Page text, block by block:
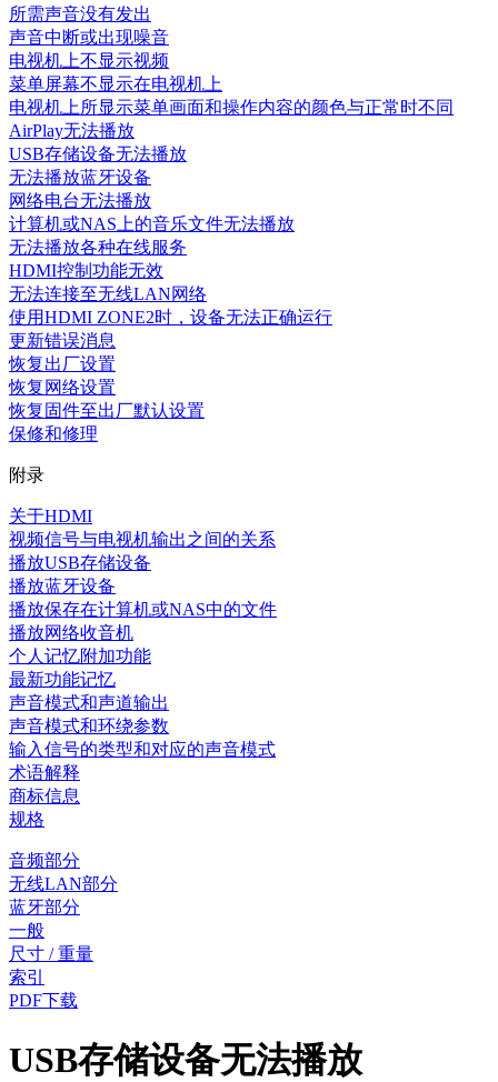
所需声音没有发出
声音中断或出现噪音
电视机上不显示视频
菜单屏幕不显示在电视机上
电视机上所显示菜单画面和操作内容的颜色与正常时不同
AirPlay无法播放
USB存储设备无法播放
无法播放蓝牙设备
网络电台无法播放
计算机或NAS上的音乐文件无法播放
无法播放各种在线服务
HDMI控制功能无效
无法连接至无线LAN网络
使用HDMI ZONE2时，设备无法正确运行
更新错误消息
恢复出厂设置
恢复网络设置
恢复固件至出厂默认设置
保修和修理
附录
关于HDMI
视频信号与电视机输出之间的关系
播放USB存储设备
播放蓝牙设备
播放保存在计算机或NAS中的文件
播放网络收音机
个人记忆附加功能
最新功能记忆
声音模式和声道输出
声音模式和环绕参数
输入信号的类型和对应的声音模式
术语解释
商标信息
规格
音频部分
无线LAN部分
蓝牙部分
一般
尺寸 / 重量
索引
PDF下载
USB存储设备无法播放